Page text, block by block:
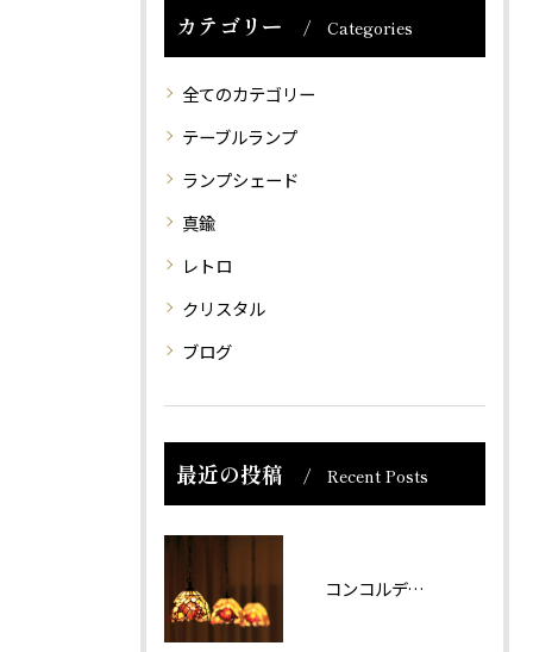
カテゴリー Categories
全てのカテゴリー
テーブルランプ
ランプシェード
真鍮
レトロ
クリスタル
ブログ
最近の投稿 Recent Posts
コンコルディア照明 販売について